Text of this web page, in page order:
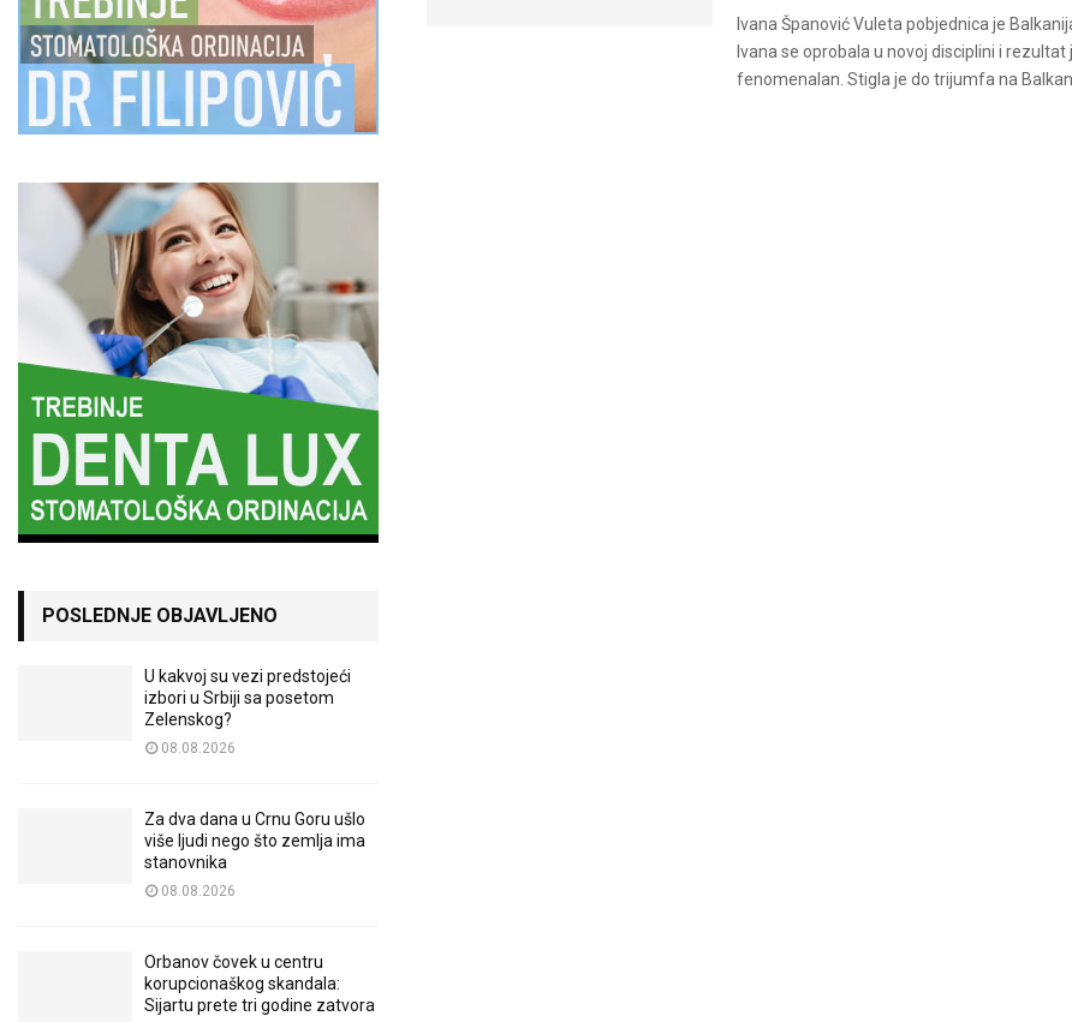
Ivana Španović Vuleta pobjednica je
Ivana se oprobala u novoj disciplini i rezultat
fenomenalan. Stigla je do trijumfa na
POSLEDNJE OBJAVLJENO
U kakvoj su vezi predstojeći
izbori u Srbiji sa posetom
Zelenskog?
08.08.2026
Za dva dana u Crnu Goru ušlo
više ljudi nego što zemlja ima
stanovnika
08.08.2026
Orbanov čovek u centru
korupcionaškog skandala:
Sijartu prete tri godine zatvora